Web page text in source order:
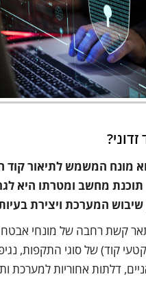
מונח המשמש לתיאור
מחשב ומטרתו היא
שיבוש המערכת ויצירת
קשת רחבה של מונחי
קוד) של סוגי התקפות,
דלתות אחוריות למערכת